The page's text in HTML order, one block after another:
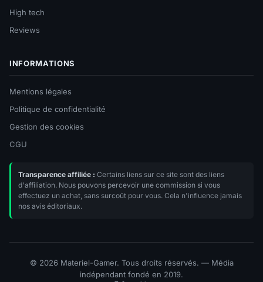
High tech
Reviews
INFORMATIONS
Mentions légales
Politique de confidentialité
Gestion des cookies
CGU
Transparence affiliée : Certains liens sur ce site sont des liens
d'affiliation. Nous pouvons percevoir une commission si vous
effectuez un achat, sans surcoût pour vous. Cela n'influence jamais
nos avis éditoriaux.
© 2026 Materiel-Gamer. Tous droits réservés. — Média
indépendant fondé en 2019.